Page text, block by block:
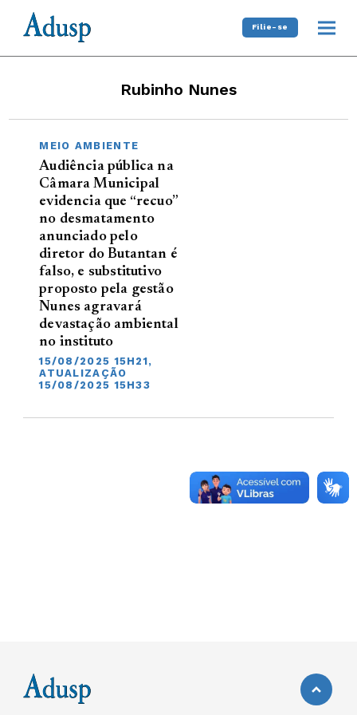
Filie-se
Rubinho Nunes
MEIO AMBIENTE
Audiência pública na
Câmara Municipal
evidencia que “recuo”
no desmatamento
anunciado pelo
diretor do Butantan é
falso, e substitutivo
proposto pela gestão
Nunes agravará
devastação ambiental
no instituto
15/08/2025 15H21,
ATUALIZAÇÃO
15/08/2025 15H33